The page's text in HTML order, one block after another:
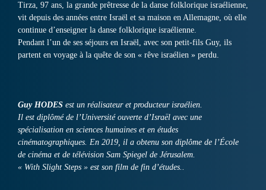
Tirza, 97 ans, la grande prêtresse de la danse folklorique israélienne,
vit depuis des années entre Israël et sa maison en Allemagne, où elle
continue d’enseigner la danse folklorique israélienne.
Pendant l’un de ses séjours en Israël, avec son petit-fils Guy, ils
partent en voyage à la quête de son « rêve israélien » perdu.
Guy HODES est un réalisateur et producteur israélien.
Il est diplômé de l’Université ouverte d’Israël avec une
spécialisation en sciences humaines et en études
cinématographiques. En 2019, il a obtenu son diplôme de l’École
de cinéma et de télévision Sam Spiegel de Jérusalem.
« With Slight Steps » est son film de fin d’études..